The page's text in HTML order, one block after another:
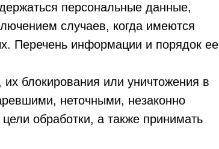
персональные данные,
случаев, когда имеются
Перечень информации и порядок ее
блокирования или уничтожения в
неточными, незаконно
обработки, а также принимать